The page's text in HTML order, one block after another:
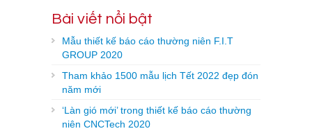
Bài viết nổi bật
Mẫu thiết kế báo cáo thường niên F.I.T
GROUP 2020
Tham khảo 1500 mẫu lịch Tết 2022 đẹp đón
năm mới
‘Làn gió mới’ trong thiết kế báo cáo thường
niên CNCTech 2020